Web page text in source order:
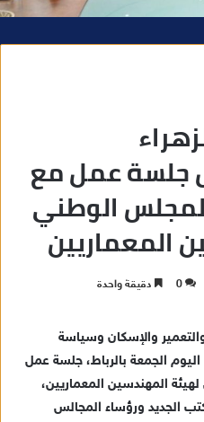
جلسة عمل مع
الوطني
المعماريين
0 دقيقة واحدة
والإسكان وسياسة
اليوم الجمعة بالرباط، جلسة عمل
المهندسين المعماريين،
الجديد ورؤساء المجالس